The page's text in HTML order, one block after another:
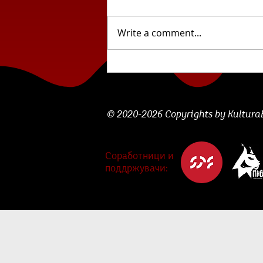
словенечка поезија: „Сѐ
Лара Божак
Write a comment...
© 2020-2026 Copyrights by
Соработници и
поддржувачи: